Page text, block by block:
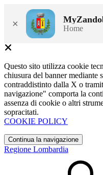
× Home
Questo sito utilizza cookie
chiusura del banner mediante
contraddistinto dalla X o
navigazione" comporta la
assenza di cookie o altri
sopracitati.
COOKIE POLICY
Continua la navigazione
Regione Lombardia